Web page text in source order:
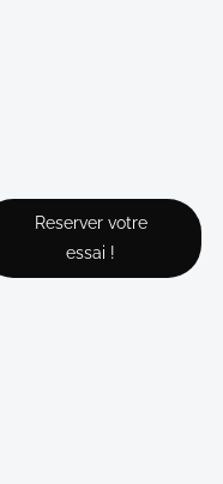
Reserver votre
essai !